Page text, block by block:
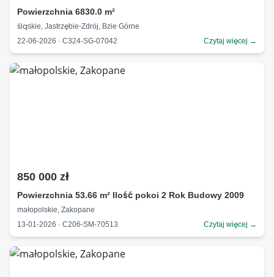
Powierzchnia 6830.0 m²
śląskie, Jastrzębie-Zdrój, Bzie Górne
22-06-2026 · C324-SG-07042
Czytaj więcej →
850 000 zł
Powierzchnia 53.66 m² Ilość pokoi 2 Rok Budowy 2009
małopolskie, Zakopane
13-01-2026 · C206-SM-70513
Czytaj więcej →